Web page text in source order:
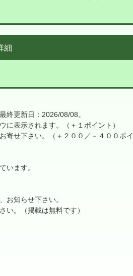
細
終更新日：2026/08/08。
表示されます。（＋１ポイント）
寄せ下さい。（＋２００／－４００ポイ
います。
お知らせ下さい。
。（掲載は無料です）